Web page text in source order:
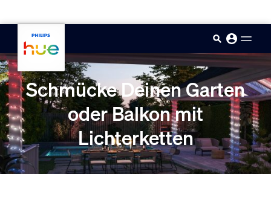
Schmücke Deinen Garten
oder Balkon mit
Lichterketten